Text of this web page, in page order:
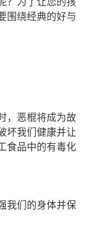
围绕经典的好与
，恶棍将成为故
坏我们健康并让
食品中的有毒化
我们的身体并保